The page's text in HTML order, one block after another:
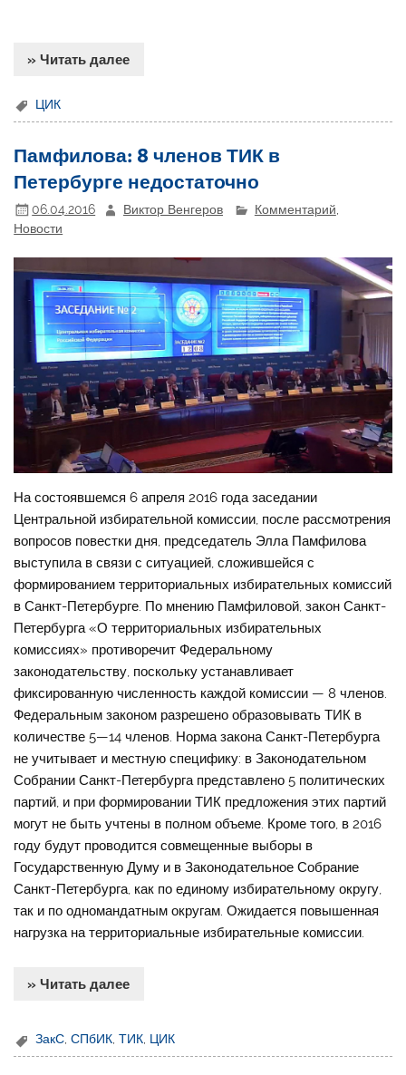
» Читать далее
ЦИК
Памфилова: 8 членов ТИК в
Петербурге недостаточно
06.04.2016 Виктор Венгеров Комментарий
Новости
На состоявшемся 6 апреля 2016 года заседании
Центральной избирательной комиссии, после рассмотрения
вопросов повестки дня, председатель Элла Памфилова
выступила в связи с ситуацией, сложившейся с
формированием территориальных избирательных комиссий
в Санкт-Петербурге. По мнению Памфиловой, закон Санкт-
Петербурга «О территориальных избирательных
комиссиях» противоречит Федеральному
законодательству, поскольку устанавливает
фиксированную численность каждой комиссии — 8 членов.
Федеральным законом разрешено образовывать ТИК в
количестве 5—14 членов. Норма закона Санкт-Петербурга
не учитывает и местную специфику: в Законодательном
Собрании Санкт-Петербурга представлено 5 политических
партий, и при формировании ТИК предложения этих партий
могут не быть учтены в полном объеме. Кроме того, в 2016
году будут проводится совмещенные выборы в
Государственную Думу и в Законодательное Собрание
Санкт-Петербурга, как по единому избирательному округу,
так и по одномандатным округам. Ожидается повышенная
нагрузка на территориальные избирательные комиссии.
» Читать далее
ЗакС,СПбИК,ТИК, ЦИК